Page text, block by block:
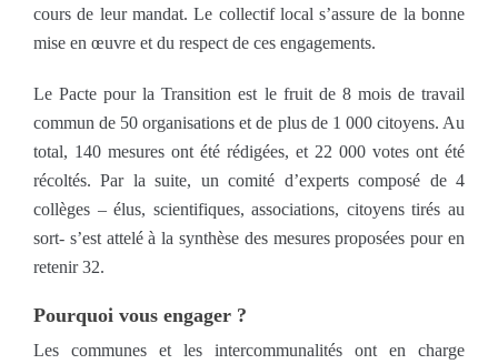
cours de leur mandat. Le collectif local s’assure de la bonne
mise en œuvre et du respect de ces engagements.
Le Pacte pour la Transition est le fruit de 8 mois de travail
commun de 50 organisations et de plus de 1 000 citoyens. Au
total, 140 mesures ont été rédigées, et 22 000 votes ont été
récoltés. Par la suite, un comité d’experts composé de 4
collèges – élus, scientifiques, associations, citoyens tirés au
sort- s’est attelé à la synthèse des mesures proposées pour en
retenir 32.
Pourquoi vous engager ?
Les communes et les intercommunalités ont en charge